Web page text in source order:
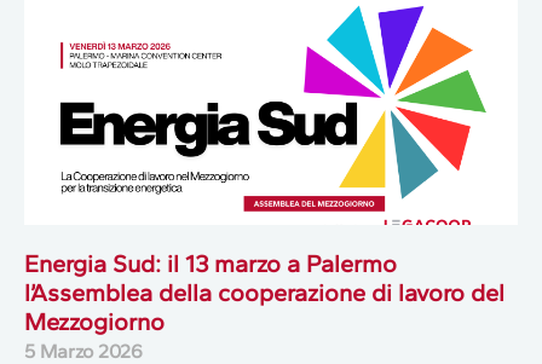
Energia Sud: il 13 marzo a Palermo
l’Assemblea della cooperazione di lavoro del
Mezzogiorno
5 Marzo 2026